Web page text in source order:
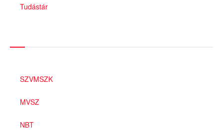
Tudástár
SZVMSZK
MVSZ
NBT